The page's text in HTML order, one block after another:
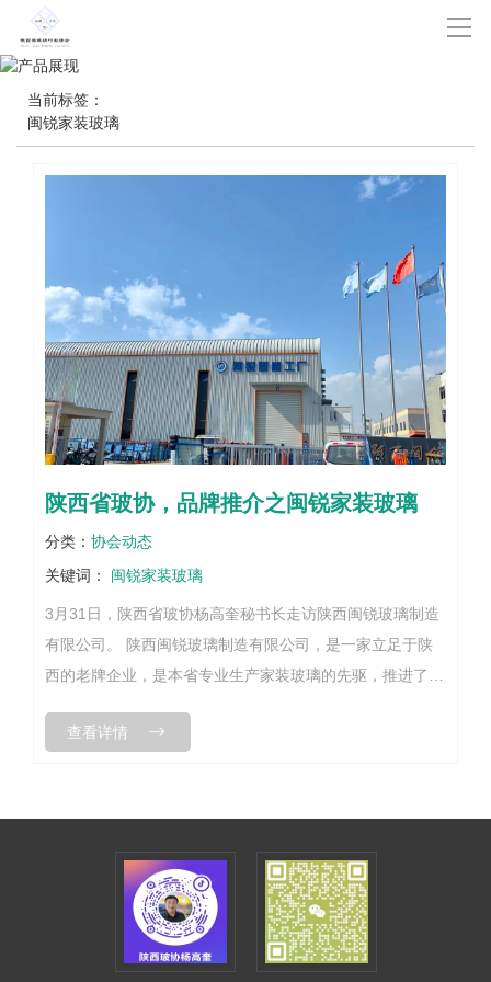
当前标签：
闽锐家装玻璃
陕西省玻协，品牌推介之闽锐家装玻璃
分类： 协会动态
关键词：
闽锐家装玻璃
3月31日，陕西省玻协杨高奎秘书长走访陕西闽锐玻璃制造
有限公司。 陕西闽锐玻璃制造有限公司，是一家立足于陕
西的老牌企业，是本省专业生产家装玻璃的先驱，推进了本
誉和口碑。 闽锐玻璃...
查看详情